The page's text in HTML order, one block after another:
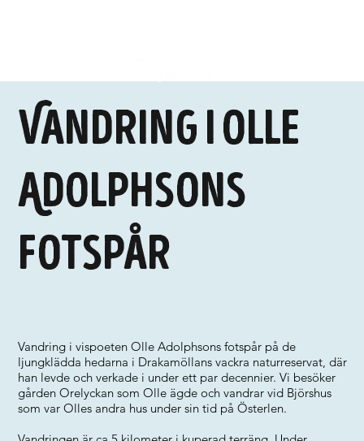
Vandring i Olle
Adolphsons
fotspår
Vandring i vispoeten Olle Adolphsons fotspår på de
ljungklädda hedarna i Drakamöllans vackra naturreservat, där
han levde och verkade i under ett par decennier. Vi besöker
gården Orelyckan som Olle ägde och vandrar vid Björshus
som var Olles andra hus under sin tid på Österlen.